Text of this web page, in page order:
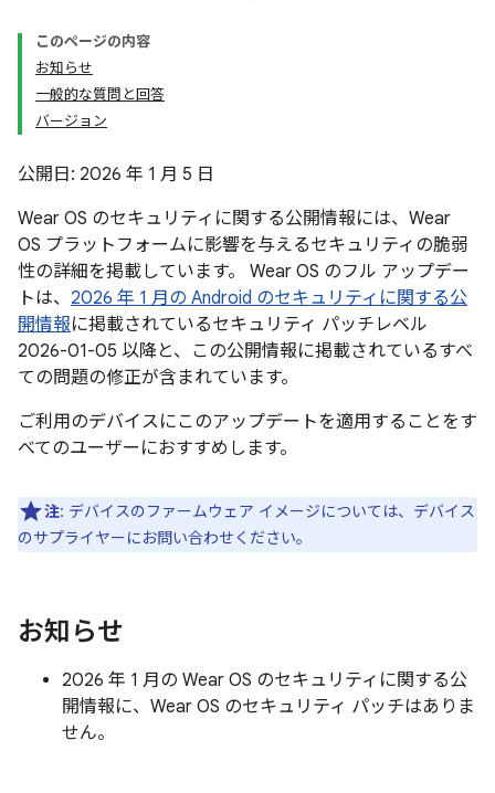
このページの内容
お知らせ
一般的な質問と回答
バージョン
公開日: 2026 年 1 月 5 日
Wear OS のセキュリティに関する公開情報には、Wear
OS プラットフォームに影響を与えるセキュリティの脆弱
性の詳細を掲載しています。 Wear OS のフル アップデー
トは、 2026 年 1 月の Android のセキュリティに関する公
開情報に掲載されているセキュリティ パッチレベル
2026-01-05 以降と、この公開情報に掲載されているすべ
ての問題の修正が含まれています。
ご利用のデバイスにこのアップデートを適用することをす
べてのユーザーにおすすめします。
注: デバイスのファームウェア イメージについては、デバイス
のサプライヤーにお問い合わせください。
お知らせ
2026 年 1 月の Wear OS のセキュリティに関する公
開情報に、Wear OS のセキュリティ パッチはありま
せん。